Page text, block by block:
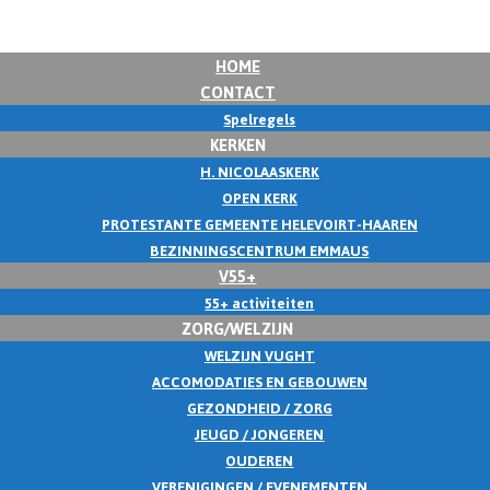
HOME
CONTACT
Spelregels
KERKEN
H. NICOLAASKERK
OPEN KERK
PROTESTANTE GEMEENTE HELEVOIRT-HAAREN
BEZINNINGSCENTRUM EMMAUS
V55+
55+ activiteiten
ZORG/WELZIJN
WELZIJN VUGHT
ACCOMODATIES EN GEBOUWEN
GEZONDHEID / ZORG
JEUGD / JONGEREN
OUDEREN